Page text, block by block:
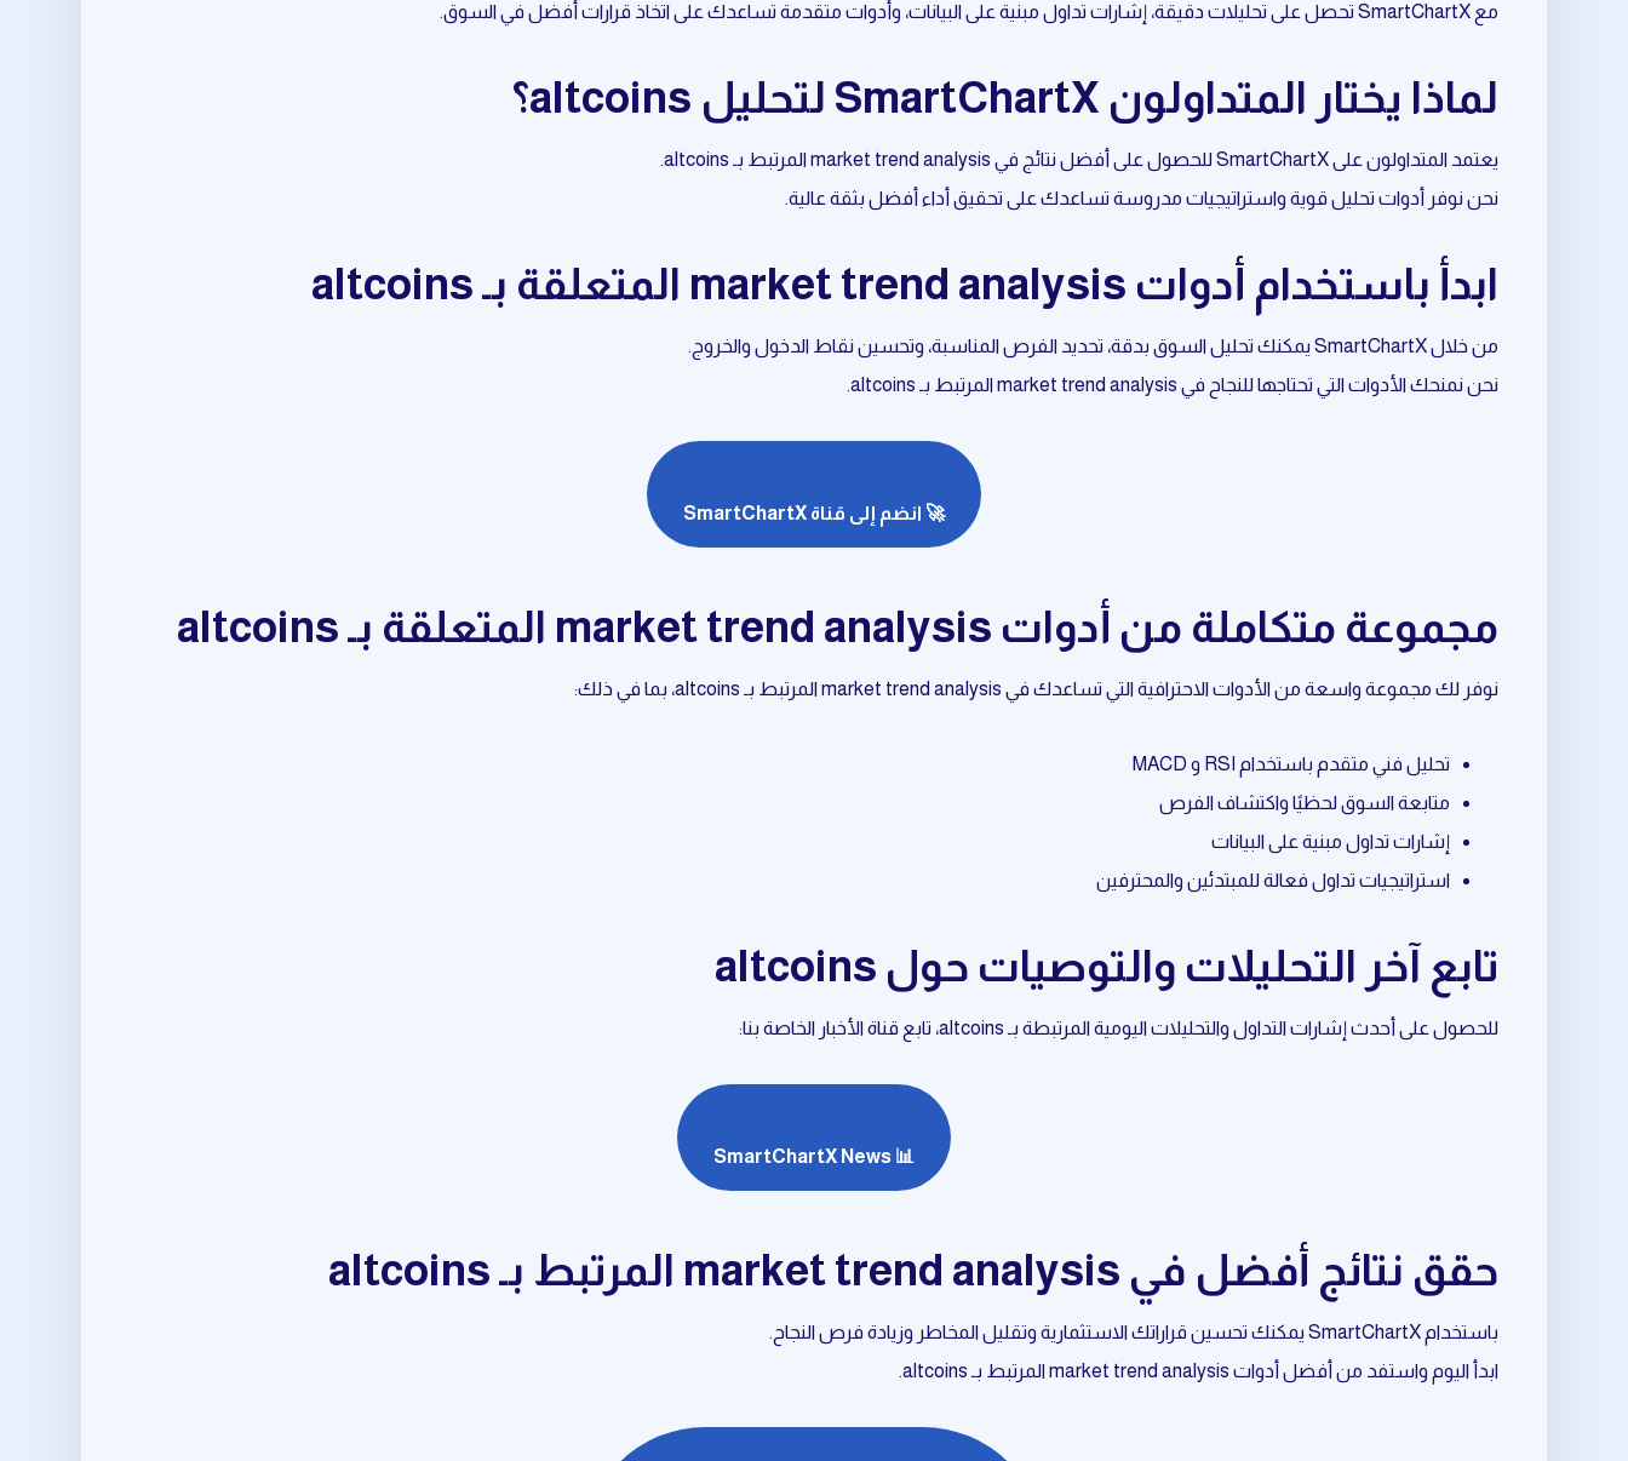
مع SmartChartX تحصل على تحليلات دقيقة، إشارات تداول مبنية على البيانات، وأدوات متقدمة تساعدك على اتخاذ قرارات أفضل في السوق.
لماذا يختار المتداولون SmartChartX لتحليل altcoins؟
يعتمد المتداولون على SmartChartX للحصول على أفضل نتائج في market trend analysis المرتبط بـ altcoins.
نحن نوفر أدوات تحليل قوية واستراتيجيات مدروسة تساعدك على تحقيق أداء أفضل بثقة عالية.
ابدأ باستخدام أدوات market trend analysis المتعلقة بـ altcoins
من خلال SmartChartX يمكنك تحليل السوق بدقة، تحديد الفرص المناسبة، وتحسين نقاط الدخول والخروج.
نحن نمنحك الأدوات التي تحتاجها للنجاح في market trend analysis المرتبط بـ altcoins.
🚀 انضم إلى قناة SmartChartX
مجموعة متكاملة من أدوات market trend analysis المتعلقة بـ altcoins
نوفر لك مجموعة واسعة من الأدوات الاحترافية التي تساعدك في market trend analysis المرتبط بـ altcoins، بما في ذلك:
تحليل فني متقدم باستخدام RSI و MACD
متابعة السوق لحظيًا واكتشاف الفرص
إشارات تداول مبنية على البيانات
استراتيجيات تداول فعالة للمبتدئين والمحترفين
تابع آخر التحليلات والتوصيات حول altcoins
للحصول على أحدث إشارات التداول والتحليلات اليومية المرتبطة بـ altcoins، تابع قناة الأخبار الخاصة بنا:
📊 SmartChartX News
حقق نتائج أفضل في market trend analysis المرتبط بـ altcoins
باستخدام SmartChartX يمكنك تحسين قراراتك الاستثمارية وتقليل المخاطر وزيادة فرص النجاح.
ابدأ اليوم واستفد من أفضل أدوات market trend analysis المرتبط بـ altcoins.